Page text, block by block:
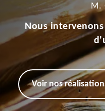
M.
Nous
Voir nos